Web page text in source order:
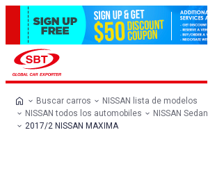
Buscar carros
NISSAN lista de modelos
NISSAN todos los automobiles
NISSAN Sedan
2017/2 NISSAN MAXIMA